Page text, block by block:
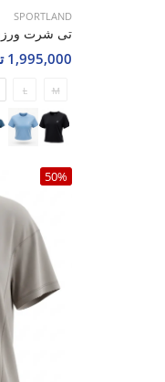
SPORTLAND
1,995,000 تومان
M
L
50%